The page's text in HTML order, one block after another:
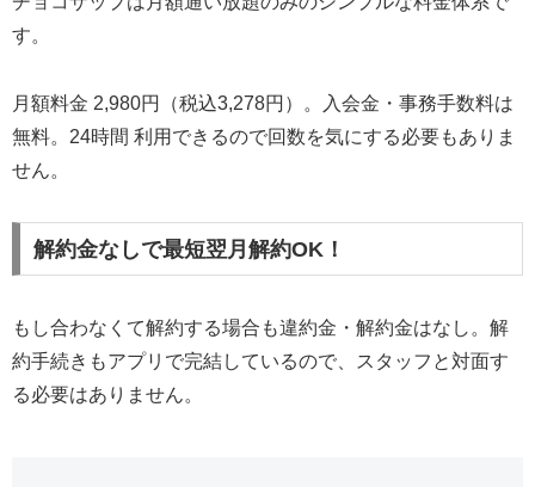
す。
月額料金 2,980円（税込3,278円）。入会金・事務手数料は
無料。24時間 利用できるので回数を気にする必要もありま
せん。
解約金なしで最短翌月解約OK！
もし合わなくて解約する場合も違約金・解約金はなし。解
約手続きもアプリで完結しているので、スタッフと対面す
る必要はありません。